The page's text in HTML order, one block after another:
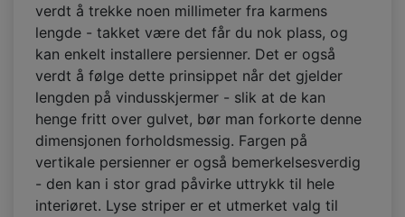
verdt å trekke noen millimeter fra karmens
lengde - takket være det får du nok plass, og
kan enkelt installere persienner. Det er også
verdt å følge dette prinsippet når det gjelder
lengden på vindusskjermer - slik at de kan
henge fritt over gulvet, bør man forkorte denne
dimensjonen forholdsmessig. Fargen på
vertikale persienner er også bemerkelsesverdig
- den kan i stor grad påvirke uttrykk til hele
interiøret. Lyse striper er et utmerket valg til